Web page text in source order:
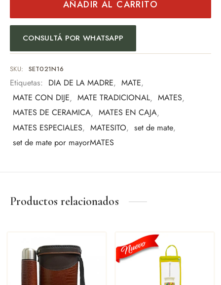
Regalo empresarial
Uso personal
Una pieza pensada para quienes valoran los detalles y la
tradición.
AÑADIR AL CARRITO
CONSULTÁ POR WHATSAPP
SKU: SET021N16
Etiquetas: DIA DE LA MADRE, MATE,
MATE CON DIJE, MATE TRADICIONAL, MATES,
MATES DE CERAMICA, MATES EN CAJA,
MATES ESPECIALES, MATESITO, set de mate,
set de mate por mayorMATES
Productos relacionados